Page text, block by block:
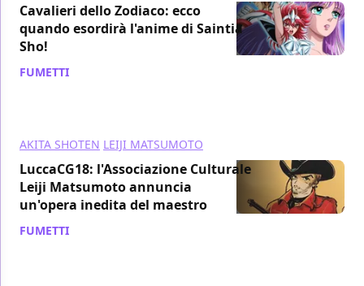
Cavalieri dello Zodiaco: ecco
quando esordirà l'anime di Saintia
Sho!
FUMETTI
AKITA SHOTEN LEIJI MATSUMOTO
LuccaCG18: l'Associazione Culturale
Leiji Matsumoto annuncia
un'opera inedita del maestro
FUMETTI